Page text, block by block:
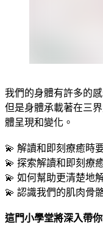
我們的身體有許多的
但是身體承載著在三
體呈現和變化。
💫 解讀和即刻療癒時
💫 探索解讀和即刻療
💫 如何幫助更清楚地
💫 認識我們的肌肉骨
這門小學堂將深入帶